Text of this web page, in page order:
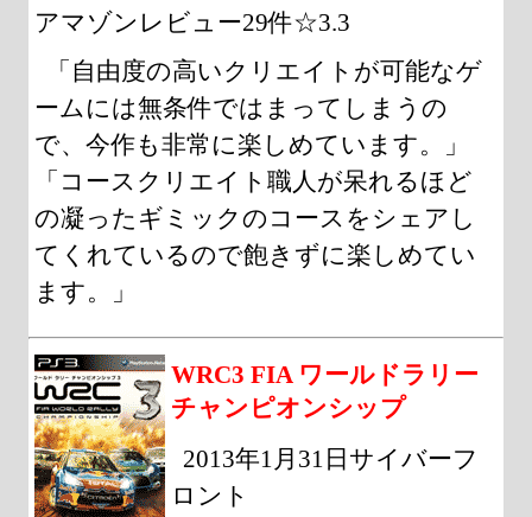
アマゾンレビュー29件☆3.3
「自由度の高いクリエイトが可能なゲ
ームには無条件ではまってしまうの
で、今作も非常に楽しめています。」
「コースクリエイト職人が呆れるほど
の凝ったギミックのコースをシェアし
てくれているので飽きずに楽しめてい
ます。」
WRC3 FIA ワールドラリー
チャンピオンシップ
2013年1月31日サイバーフ
ロント